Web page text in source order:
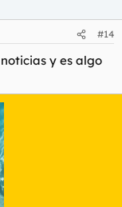
#14
y es algo